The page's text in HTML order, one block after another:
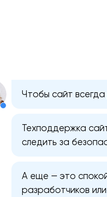
Чтобы сайт
Техподдержка
следить за
А еще — это
разработчиков